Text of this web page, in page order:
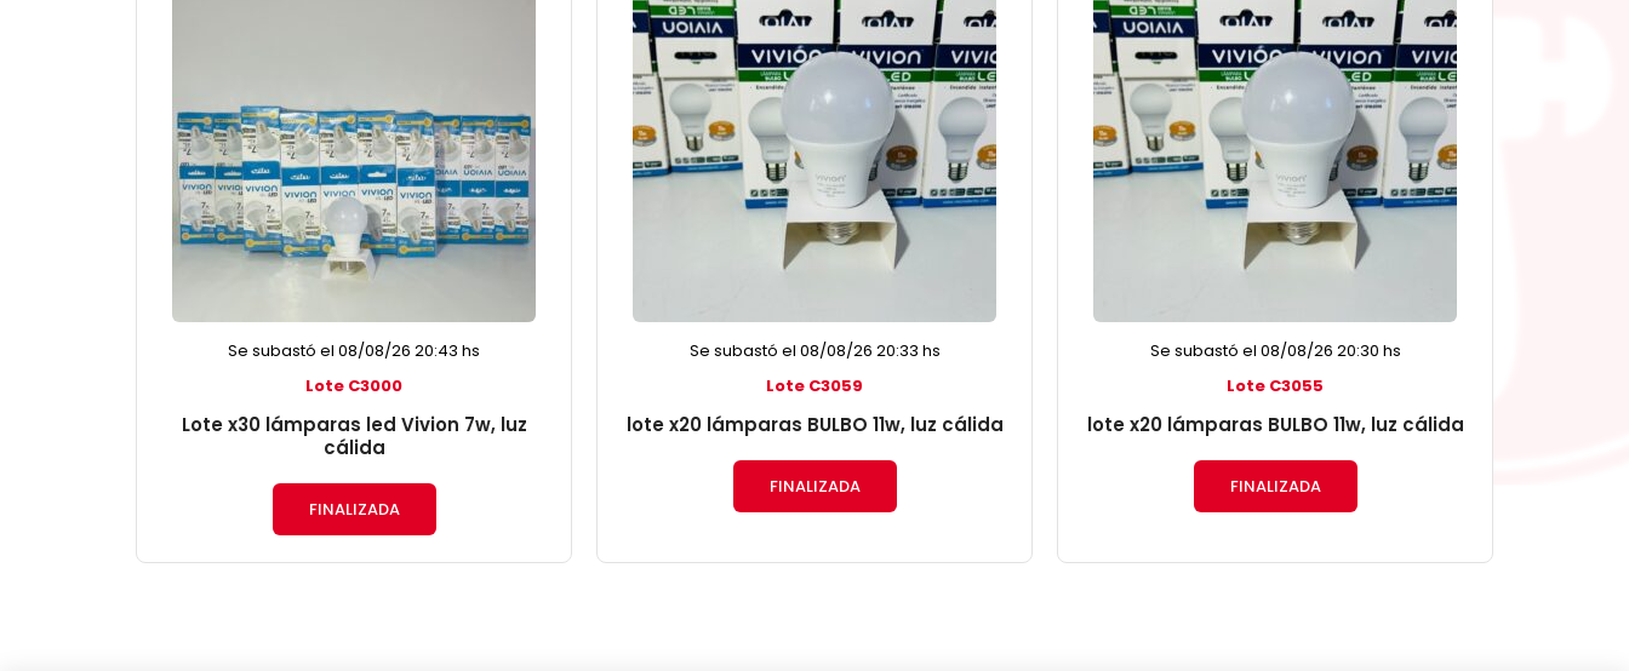
Se subastó el 08/08/26 20:43 hs
Lote C3000
Lote x30 lámparas led Vivion 7w, luz
cálida
FINALIZADA
Se subastó el 08/08/26 20:33 hs
Lote C3059
lote x20 lámparas BULBO 11w, luz cálida
FINALIZADA
Se subastó el 08/08/26 20:30 hs
Lote C3055
lote x20 lámparas BULBO 11w, luz cálida
FINALIZADA